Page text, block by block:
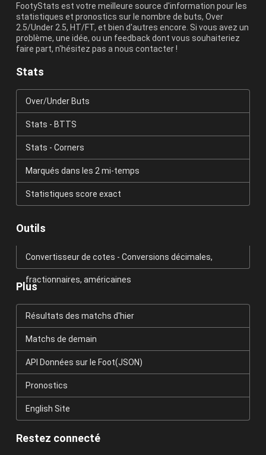
FootyStats est votre meilleure source d'information pour les
statistiques et pronostics sur le nombre de buts, Over
2.5/Under 2.5, HT/FT, et bien d'autres encore. Si vous avez un
problème, une idée, ou un feedback dont vous souhaiteriez
faire part, n'hésitez pas a nous contacter !
Stats
Over/Under Buts
Stats - BTTS
Stats - Corners
Marqués dans les 2 mi-temps
Statistiques score exact
Outils
Convertisseur de cotes - Conversions décimales,
fractionnaires, américaines
Plus
Résultats des matchs d'hier
Matchs de demain
API Données sur le Foot(JSON)
Pronostics
English Site
Restez connecté